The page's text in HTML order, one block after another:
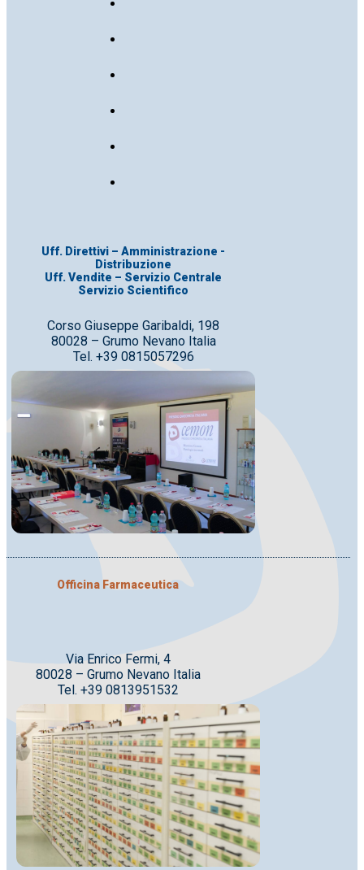
Uff. Direttivi – Amministrazione -
Distribuzione
Uff. Vendite – Servizio Centrale
Servizio Scientifico
Corso Giuseppe Garibaldi, 198
80028 – Grumo Nevano Italia
Tel. +39 0815057296
Officina Farmaceutica
Via Enrico Fermi, 4
80028 – Grumo Nevano Italia
Tel. +39 0813951532